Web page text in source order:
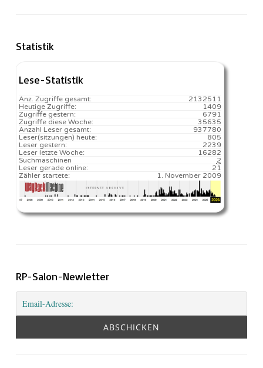
Statistik
Lese-Statistik
2132511
Anz. Zugriffe gesamt:
1409
Heutige Zugriffe:
6791
Zugriffe gestern:
35635
Zugriffe diese Woche:
937780
Anzahl Leser gesamt:
805️
Leser(sitzungen) heute:
2239
Leser gestern:
16282️
Leser letzte Woche:
2
Suchmaschinen
21
Leser gerade online:
1. November 2009
Zähler startete:
RP-Salon-Newletter